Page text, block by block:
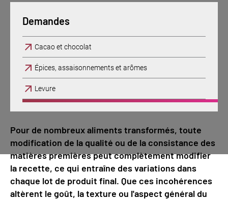
Pour de nombreux aliments transformés, toute
modification de la qualité ou de la consistance des
matières premières peut complètement modifier
la recette, ce qui entraîne des variations dans
chaque lot de produit final. Que ces incohérences
altèrent le goût, la texture ou l'aspect général du
Demandes
Cacao et chocolat
Épices, assaisonnements et arômes
Levure